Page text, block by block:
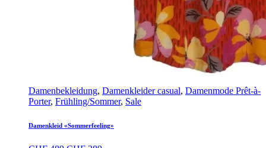
Damenbekleidung, Damenkleider casual, Damenmode Prêt-à-
Porter, Frühling/Sommer, Sale
Damenkleid «Sommerfeeling»